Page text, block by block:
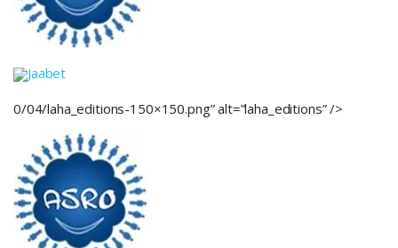
Jaabet
0/04/laha_editions-150×150.png” alt=”laha_editions” />